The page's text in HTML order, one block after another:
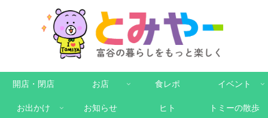
開店・閉店 お店 食レポ イベント
お出かけ お知らせ ヒト トミーの散歩